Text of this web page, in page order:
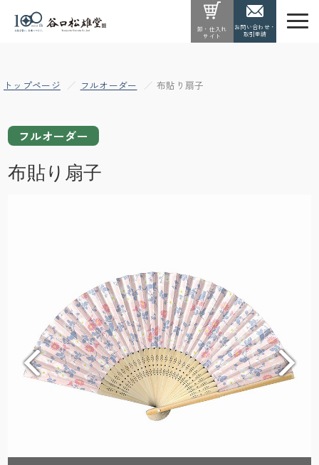
卸・仕入れ
サイト
お問い合わせ・
取引申請
トップページ フルオーダー 布貼り扇子
フルオーダー
布貼り扇子